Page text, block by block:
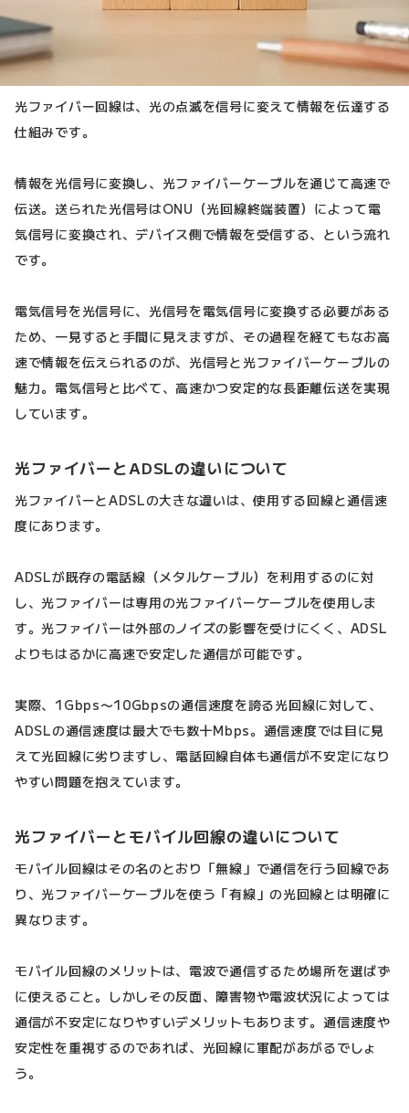
光ファイバー回線は、光の点滅を信号に変えて情報を伝達する
仕組みです。
情報を光信号に変換し、光ファイバーケーブルを通じて高速で
伝送。送られた光信号はONU（光回線終端装置）によって電
気信号に変換され、デバイス側で情報を受信する、という流れ
です。
電気信号を光信号に、光信号を電気信号に変換する必要がある
ため、一見すると手間に見えますが、その過程を経てもなお高
速で情報を伝えられるのが、光信号と光ファイバーケーブルの
魅力。電気信号と比べて、高速かつ安定的な長距離伝送を実現
しています。
光ファイバーとADSLの違いについて
光ファイバーとADSLの大きな違いは、使用する回線と通信速
度にあります。
ADSLが既存の電話線（メタルケーブル）を利用するのに対
し、光ファイバーは専用の光ファイバーケーブルを使用しま
す。光ファイバーは外部のノイズの影響を受けにくく、ADSL
よりもはるかに高速で安定した通信が可能です。
実際、1Gbps〜10Gbpsの通信速度を誇る光回線に対して、
ADSLの通信速度は最大でも数十Mbps。通信速度では目に見
えて光回線に劣りますし、電話回線自体も通信が不安定になり
やすい問題を抱えています。
光ファイバーとモバイル回線の違いについて
モバイル回線はその名のとおり「無線」で通信を行う回線であ
り、光ファイバーケーブルを使う「有線」の光回線とは明確に
異なります。
モバイル回線のメリットは、電波で通信するため場所を選ばず
に使えること。しかしその反面、障害物や電波状況によっては
通信が不安定になりやすいデメリットもあります。通信速度や
安定性を重視するのであれば、光回線に軍配があがるでしょ
う。